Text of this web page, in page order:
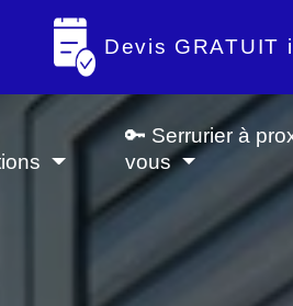
Devis GRATUIT
🔑 Serrurier à
vous